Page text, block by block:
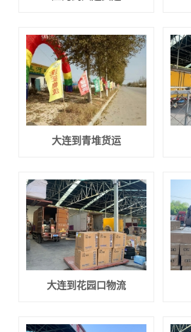
大连到青堆货运
大连到花园口物流